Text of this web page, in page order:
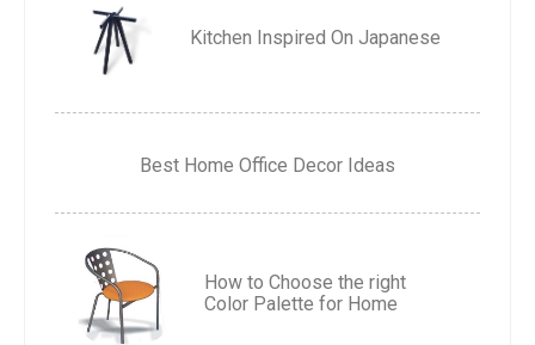
Kitchen Inspired On Japanese
Best Home Office Decor Ideas
How to Choose the right
Color Palette for Home